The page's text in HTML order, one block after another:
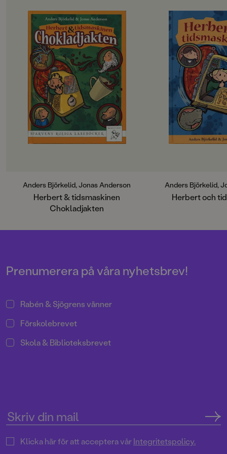
Anders Björkelid, Jonas Anderson
Herbert & tidsmaskinen
Chokladjakten
Anders Björkelid,
Herbert och
Prenumerera på våra nyhetsbrev!
Rabén & Sjögrens vänner
Förskolebrevet
Skola & Biblioteksbrevet
Klicka här för att acceptera vårIntegritetspolicy.